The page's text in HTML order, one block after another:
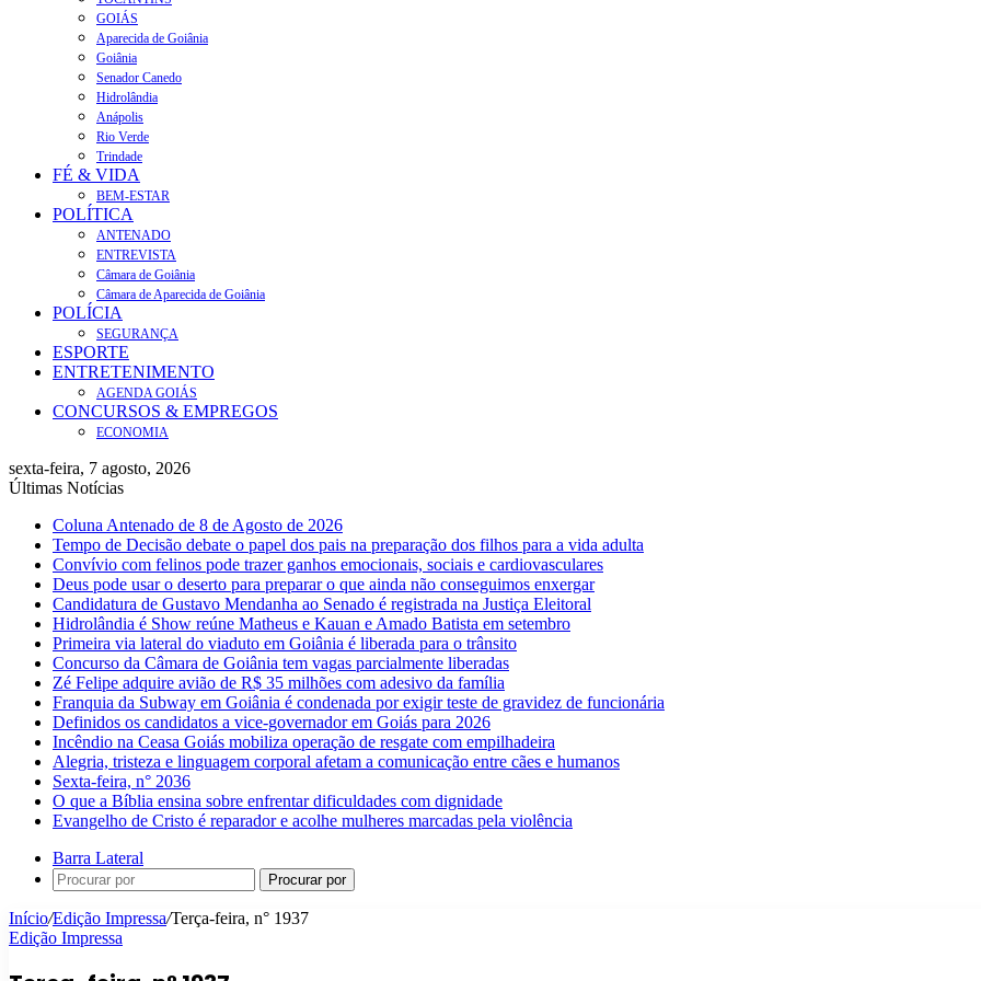
GOIÁS
Aparecida de Goiânia
Goiânia
Senador Canedo
Hidrolândia
Anápolis
Rio Verde
Trindade
FÉ & VIDA
BEM-ESTAR
POLÍTICA
ANTENADO
ENTREVISTA
Câmara de Goiânia
Câmara de Aparecida de Goiânia
POLÍCIA
SEGURANÇA
ESPORTE
ENTRETENIMENTO
AGENDA GOIÁS
CONCURSOS & EMPREGOS
ECONOMIA
sexta-feira, 7 agosto, 2026
Últimas Notícias
Coluna Antenado de 8 de Agosto de 2026
Tempo de Decisão debate o papel dos pais na preparação dos filhos para a vida adulta
Convívio com felinos pode trazer ganhos emocionais, sociais e cardiovasculares
Deus pode usar o deserto para preparar o que ainda não conseguimos enxergar
Candidatura de Gustavo Mendanha ao Senado é registrada na Justiça Eleitoral
Hidrolândia é Show reúne Matheus e Kauan e Amado Batista em setembro
Primeira via lateral do viaduto em Goiânia é liberada para o trânsito
Concurso da Câmara de Goiânia tem vagas parcialmente liberadas
Zé Felipe adquire avião de R$ 35 milhões com adesivo da família
Franquia da Subway em Goiânia é condenada por exigir teste de gravidez de funcionária
Definidos os candidatos a vice-governador em Goiás para 2026
Incêndio na Ceasa Goiás mobiliza operação de resgate com empilhadeira
Alegria, tristeza e linguagem corporal afetam a comunicação entre cães e humanos
Sexta-feira, n° 2036
O que a Bíblia ensina sobre enfrentar dificuldades com dignidade
Evangelho de Cristo é reparador e acolhe mulheres marcadas pela violência
Barra Lateral
Procurar por
Início/Edição Impressa/Terça-feira, n° 1937
Edição Impressa